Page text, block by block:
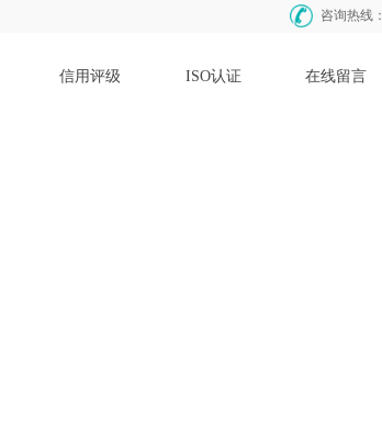
咨询热线：
信用评级 ISO认证 在线留言